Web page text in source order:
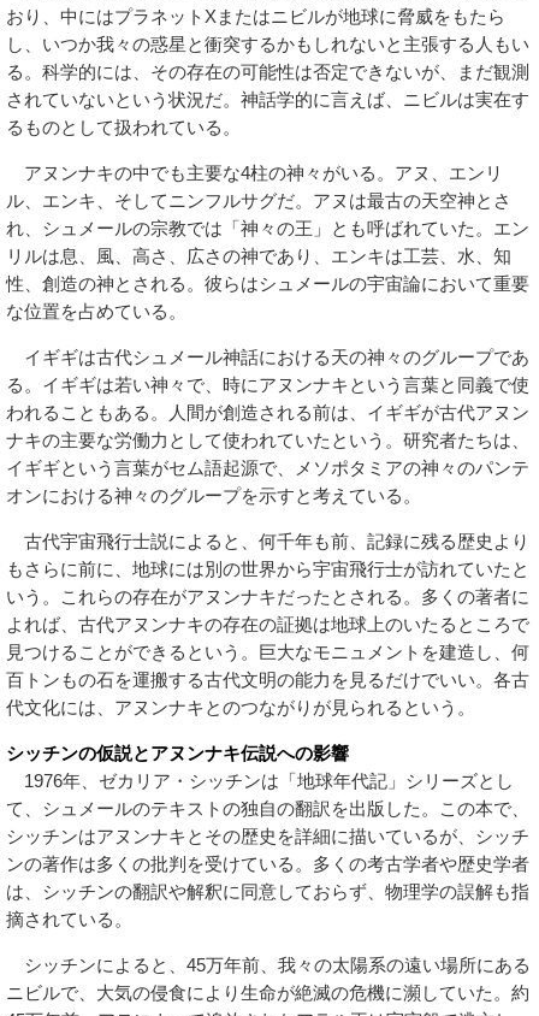
おり、中にはプラネットXまたはニビルが地球に脅威をもたら
し、いつか我々の惑星と衝突するかもしれないと主張する人もい
る。科学的には、その存在の可能性は否定できないが、まだ観測
されていないという状況だ。神話学的に言えば、ニビルは実在す
るものとして扱われている。
アヌンナキの中でも主要な4柱の神々がいる。アヌ、エンリ
ル、エンキ、そしてニンフルサグだ。アヌは最古の天空神とさ
れ、シュメールの宗教では「神々の王」とも呼ばれていた。エン
リルは息、風、高さ、広さの神であり、エンキは工芸、水、知
性、創造の神とされる。彼らはシュメールの宇宙論において重要
な位置を占めている。
イギギは古代シュメール神話における天の神々のグループであ
る。イギギは若い神々で、時にアヌンナキという言葉と同義で使
われることもある。人間が創造される前は、イギギが古代アヌン
ナキの主要な労働力として使われていたという。研究者たちは、
イギギという言葉がセム語起源で、メソポタミアの神々のパンテ
オンにおける神々のグループを示すと考えている。
古代宇宙飛行士説によると、何千年も前、記録に残る歴史より
もさらに前に、地球には別の世界から宇宙飛行士が訪れていたと
いう。これらの存在がアヌンナキだったとされる。多くの著者に
よれば、古代アヌンナキの存在の証拠は地球上のいたるところで
見つけることができるという。巨大なモニュメントを建造し、何
百トンもの石を運搬する古代文明の能力を見るだけでいい。各古
代文化には、アヌンナキとのつながりが見られるという。
シッチンの仮説とアヌンナキ伝説への影響
1976年、ゼカリア・シッチンは「地球年代記」シリーズとし
て、シュメールのテキストの独自の翻訳を出版した。この本で、
シッチンはアヌンナキとその歴史を詳細に描いているが、シッチ
ンの著作は多くの批判を受けている。多くの考古学者や歴史学者
は、シッチンの翻訳や解釈に同意しておらず、物理学の誤解も指
摘されている。
シッチンによると、45万年前、我々の太陽系の遠い場所にある
ニビルで、大気の侵食により生命が絶滅の危機に瀕していた。約